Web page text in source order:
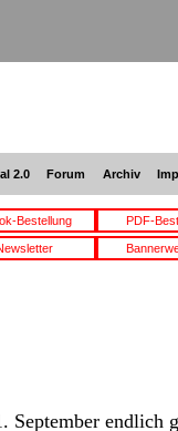
2.0 Forum Archiv
Bestellung PDF-
September endlich